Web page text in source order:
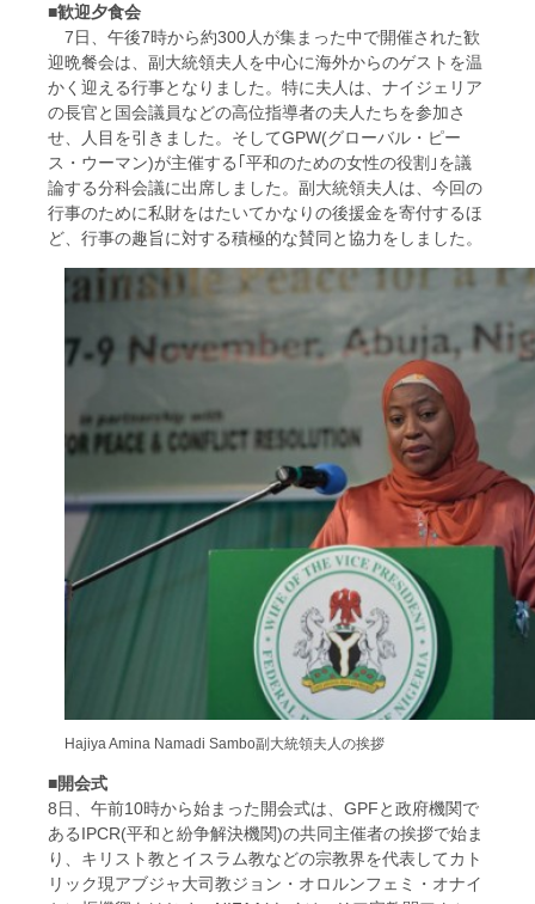
■歓迎夕食会
7日、午後7時から約300人が集まった中で開催された歓
迎晩餐会は、副大統領夫人を中心に海外からのゲストを温
かく迎える行事となりました。特に夫人は、ナイジェリア
の長官と国会議員などの高位指導者の夫人たちを参加さ
せ、人目を引きました。そしてGPW(グローバル・ピー
ス・ウーマン)が主催する｢平和のための女性の役割｣を議
論する分科会議に出席しました。副大統領夫人は、今回の
行事のために私財をはたいてかなりの後援金を寄付するほ
ど、行事の趣旨に対する積極的な賛同と協力をしました。
Hajiya Amina Namadi Sambo副大統領夫人の挨拶
■開会式
8日、午前10時から始まった開会式は、GPFと政府機関で
あるIPCR(平和と紛争解決機関)の共同主催者の挨拶で始ま
り、キリスト教とイスラム教などの宗教界を代表してカト
リック現アブジャ大司教ジョン・オロルンフェミ・オナイ